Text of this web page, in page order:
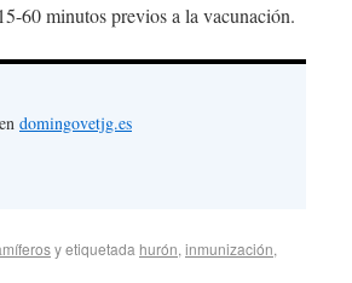
60 minutos previos a la vacunación.
domingovetjg.es
y etiquetada hurón,inmunización,